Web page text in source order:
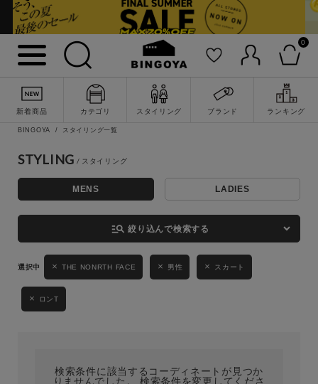
0
新着商品 カテゴリ スタイリング ブランド ランキング
詳細検索
キーワード
性別
MENS LADIES KIDS
BINGOYA スタイリング一覧
STYLING
MENS LADIES
manage_search 絞り込んで検索する
THE NONRTH FACE 男性 スカート
ロンT
検索条件に該当するコーディネートが見つか
りませんでした。 検索条件を変更してくださ